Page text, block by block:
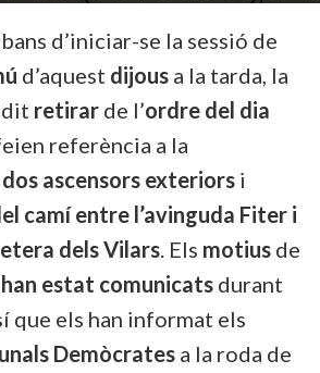
d’iniciar-se la sessió de
d’aquest dijous a la tarda, la
retirar de l’ordre del dia
referència a la
ascensors exteriors i
camí entre l’avinguda Fiter i
dels Vilars. Els motius de
estat comunicats durant
que els han informat els
Demòcrates a la roda de